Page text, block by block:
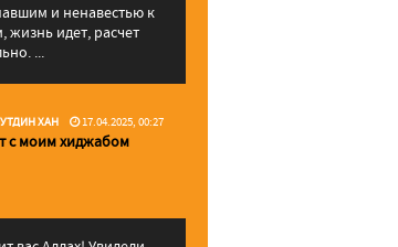
и ненавестью к
жизнь идет, расчет
...
ХАН 17.04.2025, 00:27
с моим хиджабом